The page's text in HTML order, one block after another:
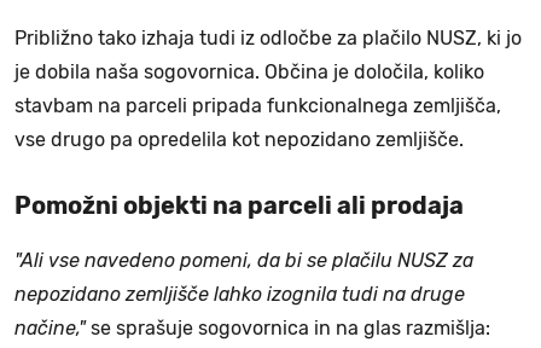
Približno tako izhaja tudi iz odločbe za plačilo NUSZ, ki jo
je dobila naša sogovornica. Občina je določila, koliko
stavbam na parceli pripada funkcionalnega zemljišča,
vse drugo pa opredelila kot nepozidano zemljišče.
Pomožni objekti na parceli ali prodaja
"Ali vse navedeno pomeni, da bi se plačilu NUSZ za
nepozidano zemljišče lahko izognila tudi na druge
načine,"se sprašuje sogovornica in na glas razmišlja: